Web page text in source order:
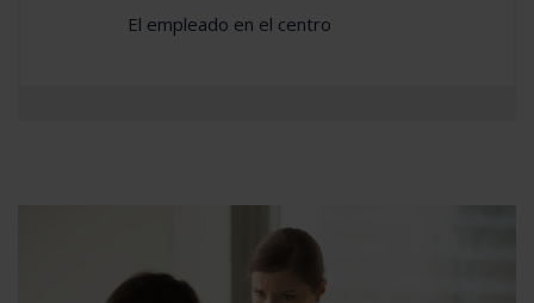
El empleado en el centro